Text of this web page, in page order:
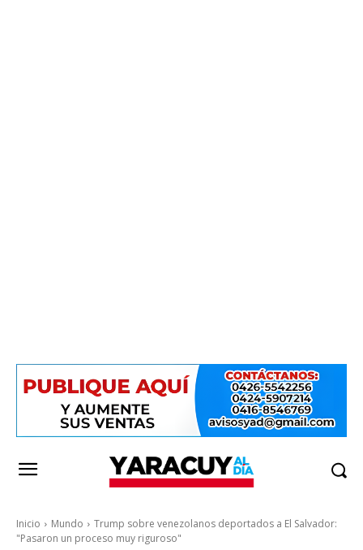
Inicio Mundo
Trump sobre venezolanos deportados a El Salvador:
"Pasaron un proceso muy riguroso"